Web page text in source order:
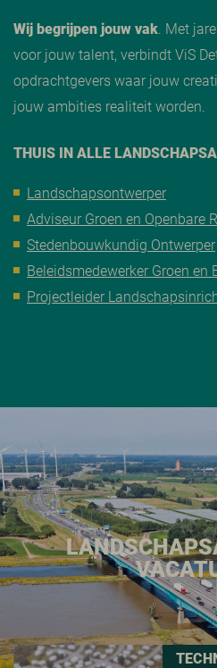
Wij begrijpen jouw vak. Met
voor jouw talent, verbindt ViS
opdrachtgevers waar jouw
jouw ambities realiteit worden.
THUIS IN ALLE
Landschapsontwerper
Adviseur Groen en Openbare
Stedenbouwkundig Ontwerper
Beleidsmedewerker Groen en
Projectleider